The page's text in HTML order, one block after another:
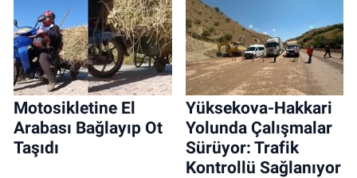
Motosikletine El
Arabası Bağlayıp Ot
Taşıdı
Yüksekova-Hakkari
Yolunda Çalışmalar
Sürüyor: Trafik
Kontrollü Sağlanıyor